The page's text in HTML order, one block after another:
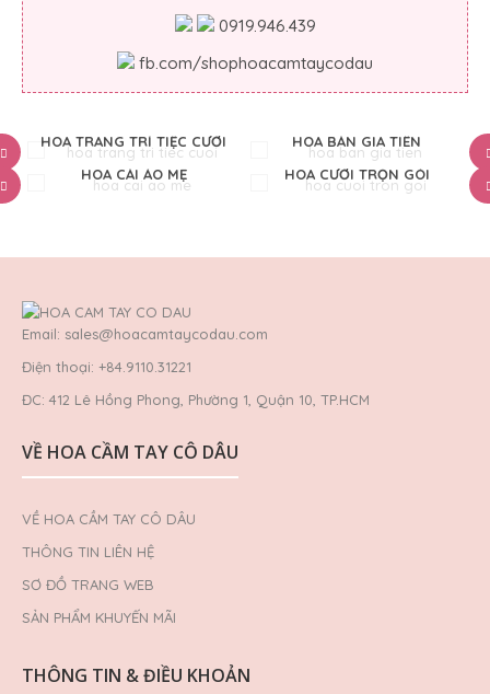
0919.946.439
fb.com/shophoacamtaycodau
HOA TRANG TRÍ TIỆC CƯỚI
HOA BÀN GIA TIÊN
HOA CÀI ÁO MẸ
HOA CƯỚI TRỌN GÓI
Email: sales@hoacamtaycodau.com
Điện thoại: +84.9110.31221
ĐC: 412 Lê Hồng Phong, Phường 1, Quận 10, TP.HCM
VỀ HOA CẦM TAY CÔ DÂU
VỀ HOA CẦM TAY CÔ DÂU
THÔNG TIN LIÊN HỆ
SƠ ĐỒ TRANG WEB
SẢN PHẨM KHUYẾN MÃI
THÔNG TIN & ĐIỀU KHOẢN